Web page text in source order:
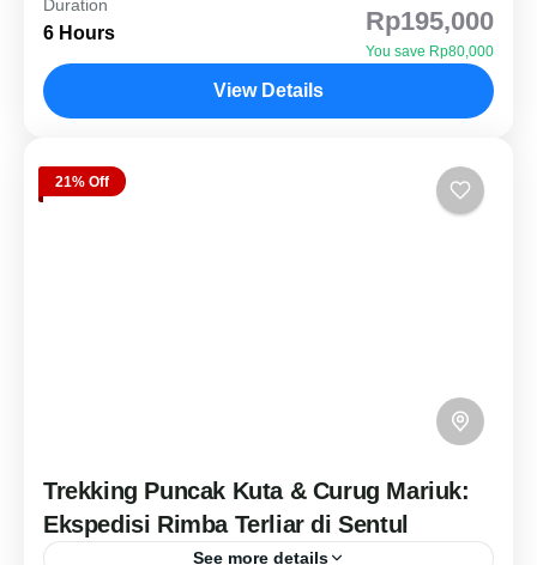
terlupakan! Menjelajahi 6 destinasi sekaligus,
mulai dari Leuwi Hejo yang ikonik hingga Curug
Cibaliung yang tersembunyi jauh di...
3 People
Duration
6 Hours Rp195,000
You save Rp80,000
View Details
21% Off
Trekking Puncak Kuta & Curug Mariuk:
Ekspedisi Rimba Terliar di Sentul
See more details